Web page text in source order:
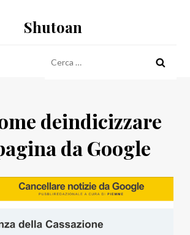
Shutoan
per:
deindicizzare
da Google